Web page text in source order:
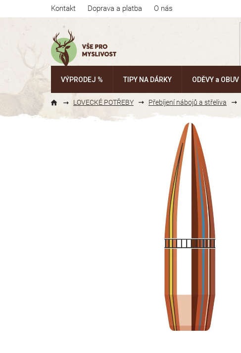
Kontakt Doprava a platba O nás
VÝPRODEJ % TIPY NA DÁRKY ODĚVY a OBUV
LOVECKÉ POTŘEBY Přebíjení nábojů a střeliva